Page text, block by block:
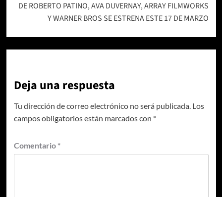
DE ROBERTO PATINO, AVA DUVERNAY, ARRAY FILMWORKS
Y WARNER BROS SE ESTRENA ESTE 17 DE MARZO
Deja una respuesta
Tu dirección de correo electrónico no será publicada. Los
campos obligatorios están marcados con *
Comentario *